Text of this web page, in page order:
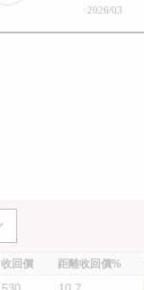
2026/03
收回價 距離收回價%